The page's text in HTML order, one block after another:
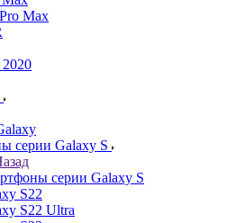
Max
2020
серии Galaxy S
серии Galaxy S
S22
S22 Ultra